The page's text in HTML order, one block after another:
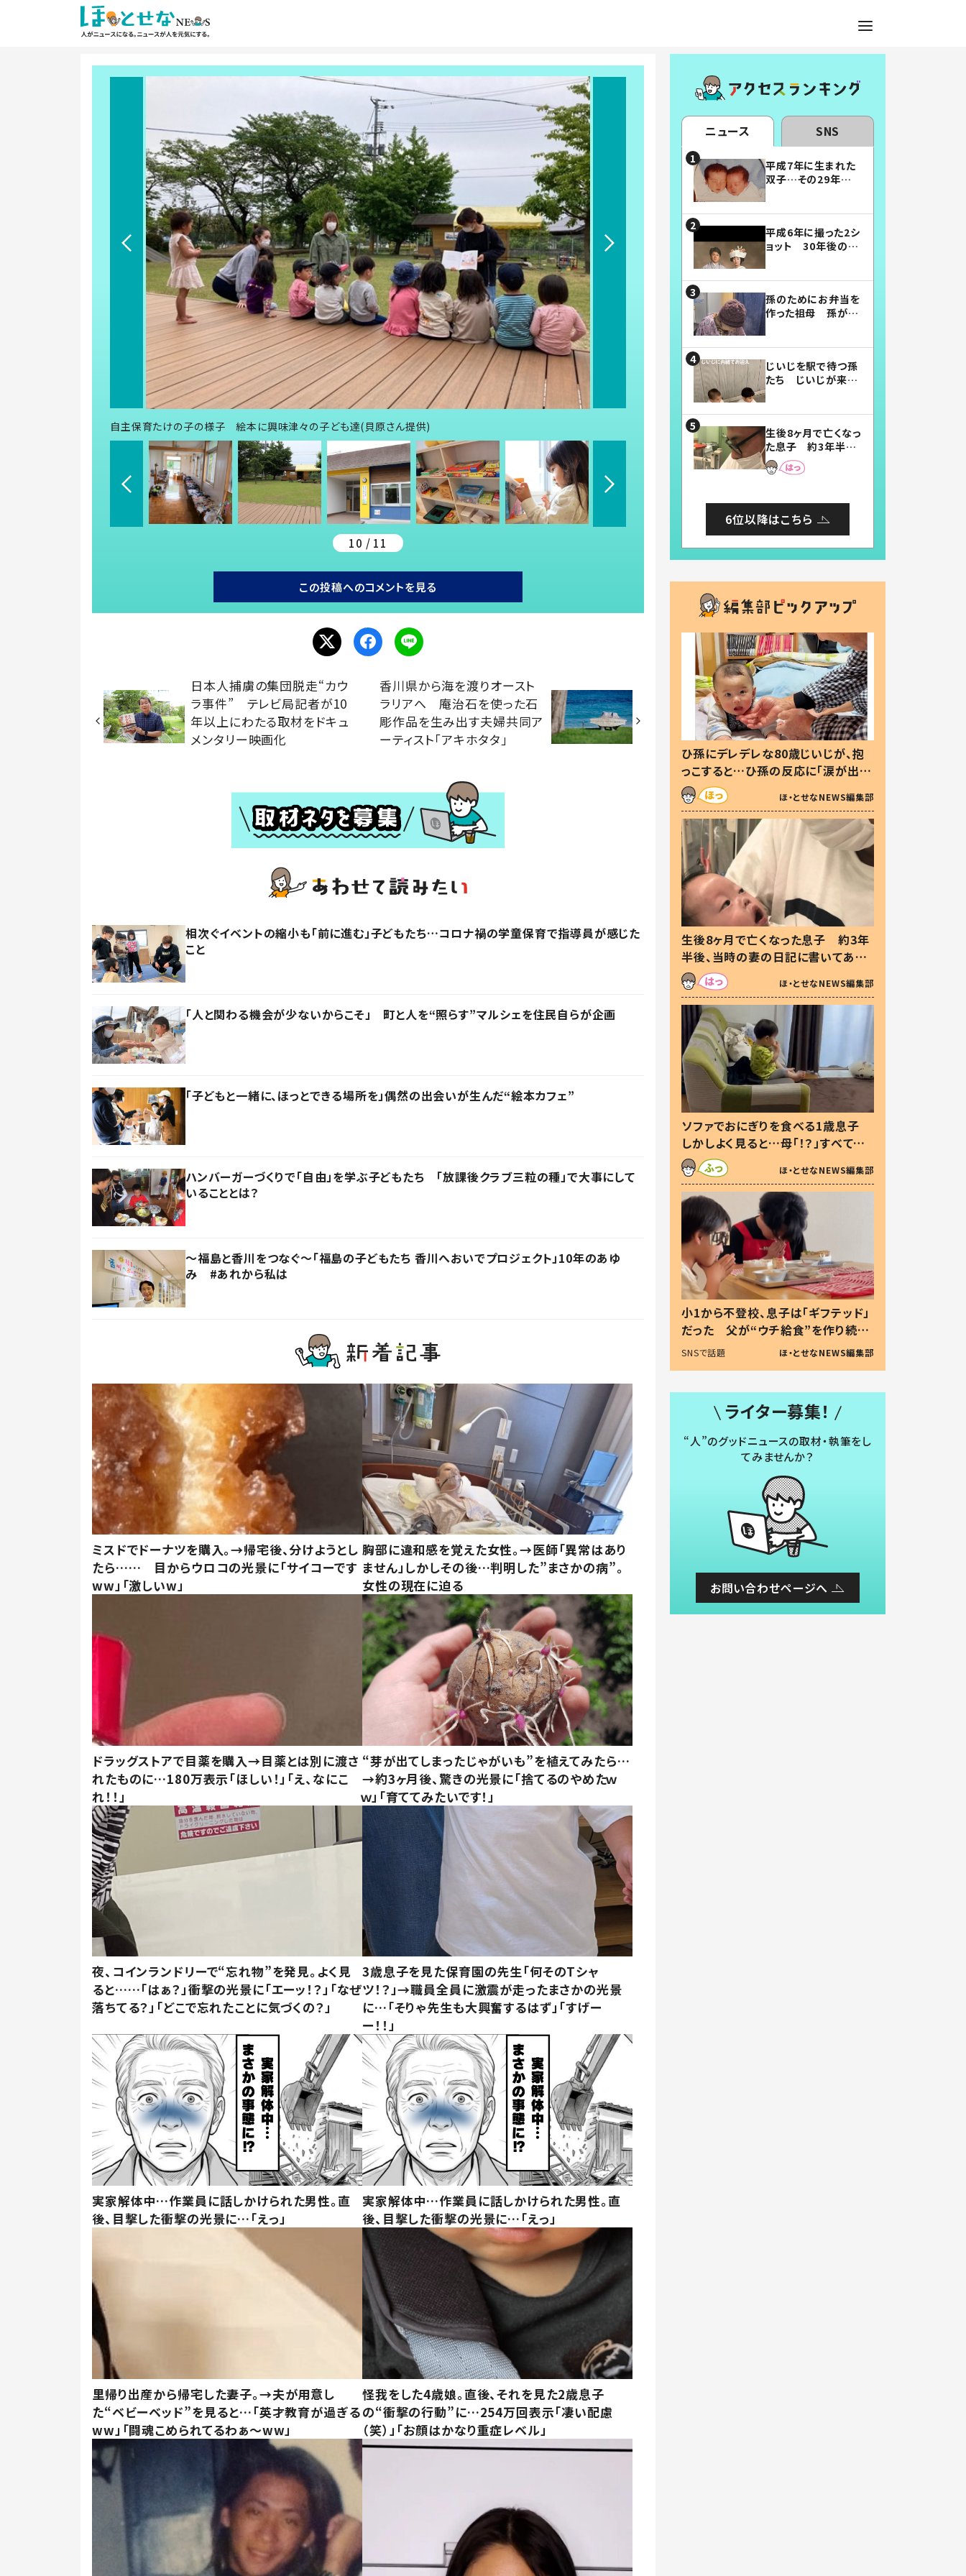
自主保育たけの子の様子 絵本に興味津々の子ども達(貝原さん提供)
10 / 11
この投稿へのコメントを見る
日本人捕虜の集団脱走“カウ
ラ事件” テレビ局記者が10
年以上にわたる取材をドキュ
メンタリー映画化
香川県から海を渡りオースト
ラリアへ 庵治石を使った石
彫作品を生み出す夫婦共同ア
ーティスト「アキホタタ」
相次ぐイベントの縮小も「前に進む」子どもたち…コロナ禍の学童保育で指導員が感じた
こと
「人と関わる機会が少ないからこそ」 町と人を“照らす”マルシェを住民自らが企画
「子どもと一緒に、ほっとできる場所を」偶然の出会いが生んだ“絵本カフェ”
ハンバーガーづくりで「自由」を学ぶ子どもたち 「放課後クラブ三粒の種」で大事にして
いることとは？
～福島と香川をつなぐ～「福島の子どもたち 香川へおいでプロジェクト」10年のあゆ
み #あれから私は
ミスドでドーナツを購入。→帰宅後、分けようとし
たら…… 目からウロコの光景に「サイコーです
ww」「激しいw」
胸部に違和感を覚えた女性。→医師「異常はあり
ません」しかしその後…判明した”まさかの病”。
女性の現在に迫る
ドラッグストアで目薬を購入→目薬とは別に渡さ
れたものに…180万表示「ほしい！」「え、なにこ
れ！！」
“芽が出てしまったじゃがいも”を植えてみたら…
→約3ヶ月後、驚きの光景に「捨てるのやめたｗ
ｗ」「育ててみたいです！」
夜、コインランドリーで“忘れ物”を発見。よく見
ると……「はぁ？」衝撃の光景に「エーッ！？」「なぜ
落ちてる？」「どこで忘れたことに気づくの？」
3歳息子を見た保育園の先生「何そのTシャ
ツ！？」→職員全員に激震が走ったまさかの光景
に…「そりゃ先生も大興奮するはず」「すげー
ー！！」
実家解体中…作業員に話しかけられた男性。直
後、目撃した衝撃の光景に…「えっ」
実家解体中…作業員に話しかけられた男性。直
後、目撃した衝撃の光景に…「えっ」
里帰り出産から帰宅した妻子。→夫が用意し
た“ベビーベッド”を見ると…「英才教育が過ぎる
ww」「闘魂こめられてるわぁ～ww」
怪我をした4歳娘。直後、それを見た2歳息子
の“衝撃の行動”に…254万回表示「凄い配慮
（笑）」「お顔はかなり重症レベル」
ニュース SNS
平成7年に生まれた
双子…その29年後
平成6年に撮った2シ
ョット 30年後の姿
孫のためにお弁当を
作った祖母 孫が絶
じいじを駅で待つ孫
たち じいじが来た
まらない」「幸せにな
れる」
生後8ヶ月で亡くなっ
た息子 約3年半
後、当時の妻の日記
に書いてあった本音
6位以降はこちら
ひ孫にデレデレな80歳じいじが、抱
っこすると…ひ孫の反応に「涙が出ま
した」「可愛くて仕方ない」
ほ・とせなNEWS編集部
生後8ヶ月で亡くなった息子 約3年
半後、当時の妻の日記に書いてあっ
た本音とは
ほ・とせなNEWS編集部
ソファでおにぎりを食べる1歳息子
しかしよく見ると…母「！？」すべてを
察した母の投稿に「可愛いから許
す！」「現行犯〜」
ほ・とせなNEWS編集部
小1から不登校、息子は「ギフテッド」
だった 父が“ウチ給食”を作り続け
る理由とは #令和の親 #令和の子
SNSで話題 ほ・とせなNEWS編集部
ライター募集！
“人”のグッドニュースの取材・執筆をし
てみませんか？
お問い合わせページへ